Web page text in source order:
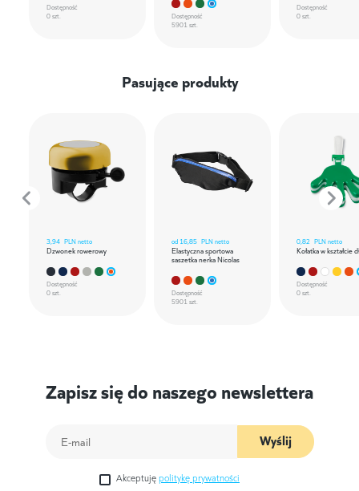
Dostępność
0 szt.
Dostępność
5901 szt.
Dostępność
0 szt.
Pasujące produkty
3,94 PLN netto
Dzwonek rowerowy
Dostępność
0 szt.
od 16,85 PLN netto
Elastyczna sportowa
saszetka nerka Nicolas
Dostępność
5901 szt.
0,82 PLN netto
Kołatka w kształcie
Dostępność
0 szt.
Zapisz się do naszego newslettera
Wyślij
Akceptuję politykę prywatności